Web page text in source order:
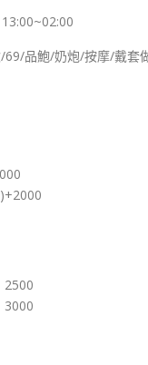
69/品鮑/奶炮/按摩/戴套
2500
3000